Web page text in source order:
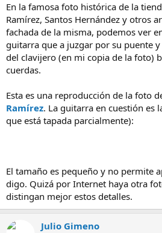
En la famosa foto histórica de la
Ramírez, Santos Hernández y otros
fachada de la misma, podemos ver
guitarra que a juzgar por su puente
del clavijero (en mi copia de la foto)
cuerdas.
Esta es una reproducción de la foto
Ramírez. La guitarra en cuestión es
que está tapada parcialmente):
El tamaño es pequeño y no permite
digo. Quizá por Internet haya otra
distingan mejor estos detalles.
Julio Gimeno